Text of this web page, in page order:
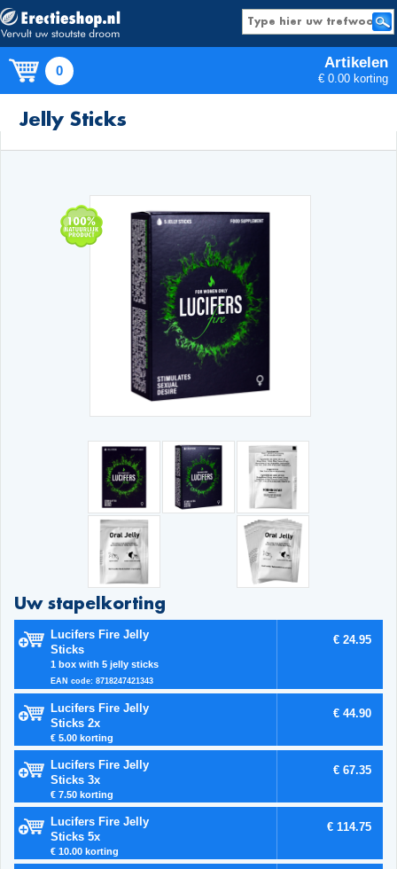
0 Artikelen
€ 0.00 korting
Jelly Sticks
Uw stapelkorting
Lucifers Fire Jelly
Sticks
1 box with 5 jelly sticks
EAN code: 8718247421343
€ 24.95
Lucifers Fire Jelly
Sticks 2x
€ 5.00 korting
€ 44.90
Lucifers Fire Jelly
Sticks 3x
€ 7.50 korting
€ 67.35
Lucifers Fire Jelly
Sticks 5x
€ 10.00 korting
€ 114.75